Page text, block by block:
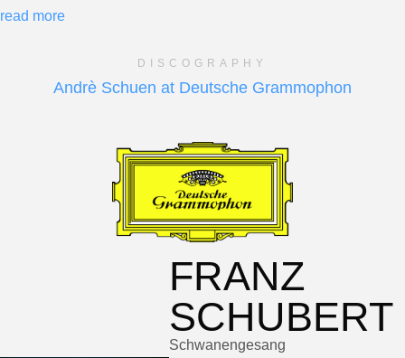
read more
DISCOGRAPHY
Andrè Schuen at Deutsche Grammophon
FRANZ
SCHUBERT
Schwanengesang